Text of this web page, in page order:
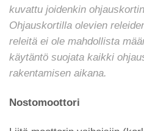
kuvattu joidenkin
Ohjauskortilla olevien
releitä ei ole mahdollista
käytäntö suojata kaikki
rakentamisen aikana.
Nostomoottori